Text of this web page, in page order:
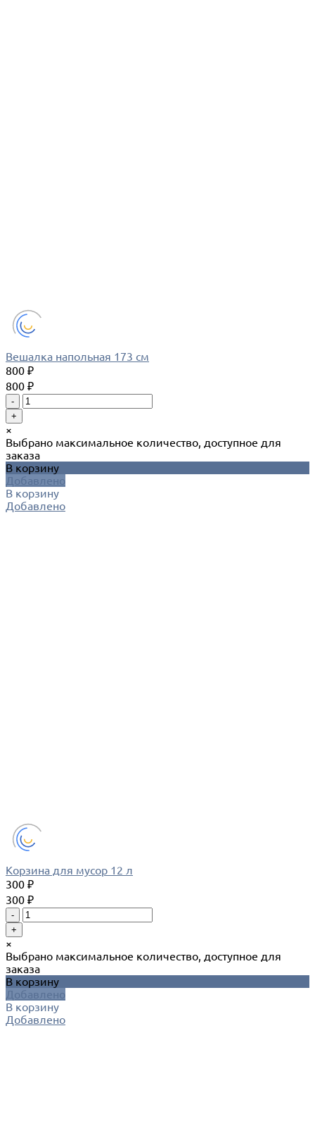
Вешалка напольная 173 см
800 ₽
800 ₽
-
+
×
Выбрано максимальное количество, доступное для
заказа
В корзину
Добавлено
В корзину
Добавлено
Корзина для мусор 12 л
300 ₽
300 ₽
-
+
×
Выбрано максимальное количество, доступное для
заказа
В корзину
Добавлено
В корзину
Добавлено